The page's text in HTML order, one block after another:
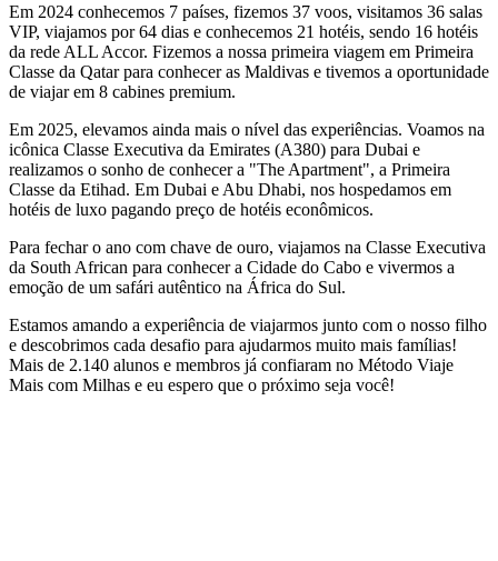
Em 2024 conhecemos 7 países, fizemos 37 voos, visitamos 36 salas
VIP, viajamos por 64 dias e conhecemos 21 hotéis, sendo 16 hotéis
da rede ALL Accor. Fizemos a nossa primeira viagem em Primeira
Classe da Qatar para conhecer as Maldivas e tivemos a oportunidade
de viajar em 8 cabines premium.
Em 2025, elevamos ainda mais o nível das experiências. Voamos na
icônica Classe Executiva da Emirates (A380) para Dubai e
realizamos o sonho de conhecer a "The Apartment", a Primeira
Classe da Etihad. Em Dubai e Abu Dhabi, nos hospedamos em
hotéis de luxo pagando preço de hotéis econômicos.
Para fechar o ano com chave de ouro, viajamos na Classe Executiva
da South African para conhecer a Cidade do Cabo e vivermos a
emoção de um safári autêntico na África do Sul.
Estamos amando a experiência de viajarmos junto com o nosso filho
e descobrimos cada desafio para ajudarmos muito mais famílias!
Mais de 2.140 alunos e membros já confiaram no Método Viaje
Mais com Milhas e eu espero que o próximo seja você!